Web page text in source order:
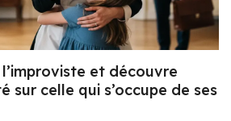
et découvre
sur celle qui s’occupe de ses